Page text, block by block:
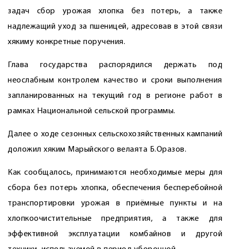
задач сбор урожая хлопка без потерь, а также
надлежащий уход за пшеницей, адресовав в этой связи
хякиму конкретные поручения.
Глава государства распорядился держать под
неослабным контролем качество и сроки выполнения
запланированных на текущий год в регионе работ в
рамках Национальной сельской программы.
Далее о ходе сезонных сельскохозяйственных кампаний
доложил хяким Марыйского велаята Б.Оразов.
Как сообщалось, принимаются необходимые меры для
сбора без потерь хлопка, обеспечения бесперебойной
транспортировки урожая в приёмные пункты и на
хлопкоочистительные предприятия, а также для
эффективной эксплуатации комбайнов и другой